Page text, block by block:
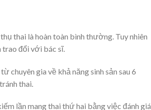
thai là hoàn toàn bình thường. Tuy nhiên
trao đổi với bác sĩ.
chuyên gia về khả năng sinh sản sau 6
thai.
lần mang thai thứ hai bằng việc đánh giá